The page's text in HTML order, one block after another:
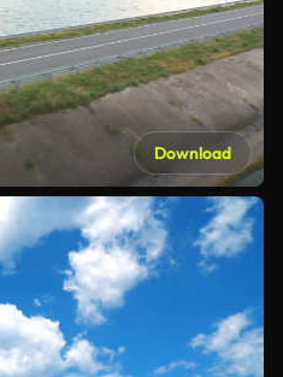
Download